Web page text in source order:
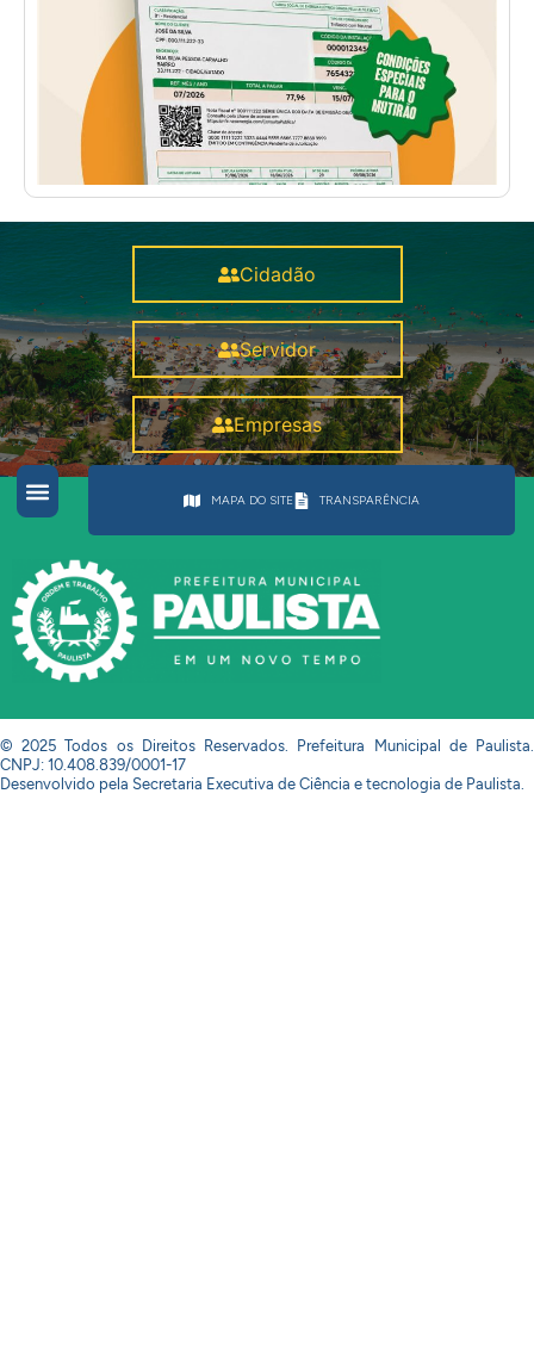
Cidadão
Servidor
Empresas
MAPA DO SITE TRANSPARÊNCIA
© 2025 Todos os Direitos Reservados. Prefeitura Municipal de Paulista.
CNPJ: 10.408.839/0001-17
Desenvolvido pela Secretaria Executiva de Ciência e tecnologia de Paulista.